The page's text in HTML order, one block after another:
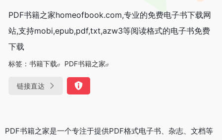
PDF书籍之家homeofbook.com,专业的免费电子书下载网
站,支持mobi,epub,pdf,txt,azw3等阅读格式的电子书免费
下载
标签： 书籍下载 PDF书籍之家
链接直达
PDF书籍之家是一个专注于提供PDF格式电子书、杂志、文档等